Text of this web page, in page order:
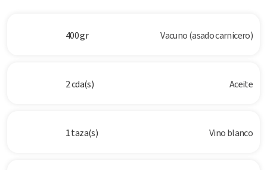
400 gr Vacuno (asado carnicero)
2 cda(s) Aceite
1 taza(s) Vino blanco